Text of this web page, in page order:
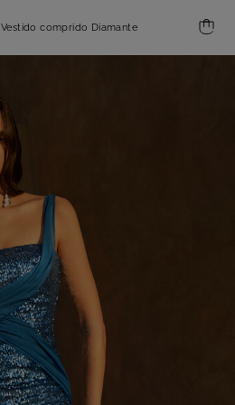
Vestido comprido Diamante